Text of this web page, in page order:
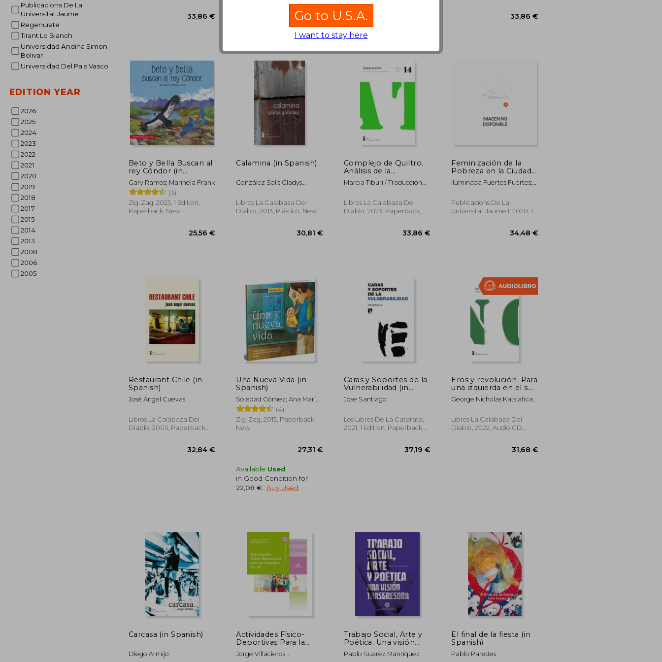
Publicacions De La
Universitat Jaume I
Regenurate
Tirant Lo Blanch
Universidad Andina Simon
Bolivar
Universidad Del Pais Vasco
EDITION YEAR
2026
2025
2024
2023
2022
2021
2020
2019
2018
2017
2015
2014
2013
2008
2006
2005
33,86 €
New
Beto y Bella Buscan al
rey Cóndor (in
Spanish)
Gary Ramos; Marinela Frank
(3)
Zig-Zag, 2023, 1 Edition,
Paperback, New
25,56 €
Calamina (in Spanish)
González Solís Gladys
Libros La Calabaza Del
Diablo, 2013, Plástico, New
30,81 €
Complejo de Quiltro.
Análisis de la
humillación brasileña
(in Spanish)
Marcia Tiburi / Traducción
Libros La Calabaza Del
Diablo, 2023, Paperback,
33,86 €
Feminización de la
Pobreza en la Ciudad
de Castelló de la Plana:
6 (Univerciutat) (in
Iluminada Fuertes Fuertes;
Publicacions De La
Universitat Jaume I, 2020, 1
Restaurant Chile (in
Spanish)
José Ángel Cuevas
Libros La Calabaza Del
Diablo, 2005, Paperback,
Una Nueva Vida (in
Spanish)
Soledad Gómez; Ana María
Deik
(4)
Zig-Zag, 2013, Paperback,
New
Available Used
in Good Condition for
22,08 €
Buy Used
Caras y Soportes de la
Vulnerabilidad (in
Spanish)
Jose Santiago
Los Libros De La Catarata,
2021, 1 Edition, Paperback,
Eros y revolución. Para
una izquierda en el s.
XXI (in Spanish)
George Nicholas Katsiaficas
Soffia
Libros La Calabaza Del
Diablo, 2022, Audio CD,
Carcasa (in Spanish)
Diego Armijo
Actividades Físico-
Deportivas Para la
Inclusión Social (Ciclos
Formativos) (in
Jorge Villacieros
Trabajo Social, Arte y
Poética: Una visión
trasgresora (in
Spanish)
Pablo Suarez Manríquez
El final de la fiesta (in
Spanish)
Pablo Paredes
Go to U.S.A.
I want to stay here